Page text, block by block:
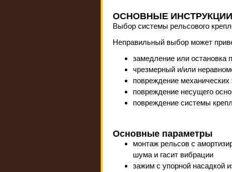
ОСНОВНЫЕ ИНСТРУКЦИИ
Выбор системы рельсового
Неправильный выбор может
замедление или остановка
чрезмерный и/или
повреждение механических
повреждение несущего
повреждение системы
Основные параметры
монтаж рельсов с
шума и гасит вибрации
зажим с упорной насадкой